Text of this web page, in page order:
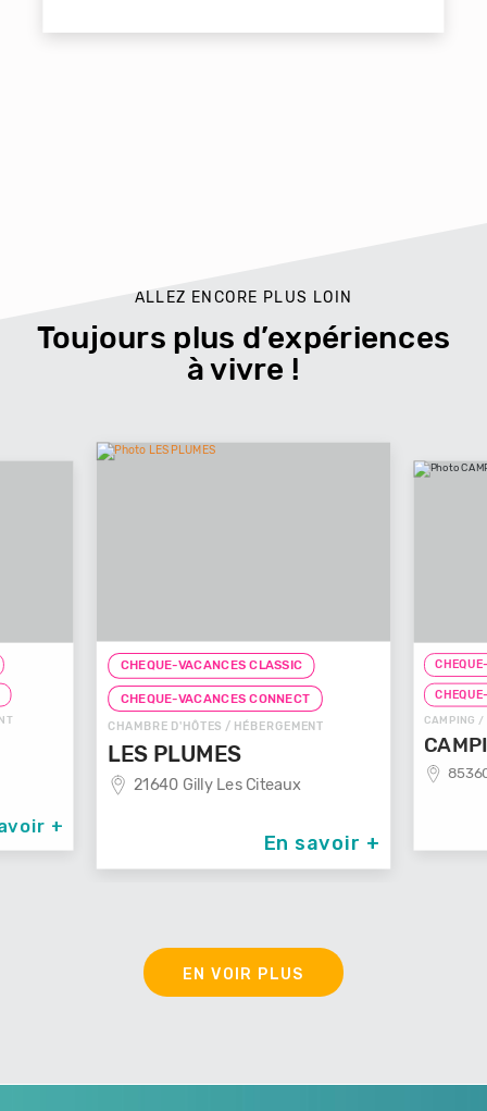
ALLEZ ENCORE PLUS LOIN
Toujours plus d’expériences
à vivre !
+
CHEQUE-VACANCES CLASSIC
CHEQUE-VACANCES CONNECT
CHAMBRE D'HÔTES / HÉBERGEMENT
LES PLUMES
21640 Gilly Les Citeaux
En savoir +
CAMPING /
EN VOIR PLUS